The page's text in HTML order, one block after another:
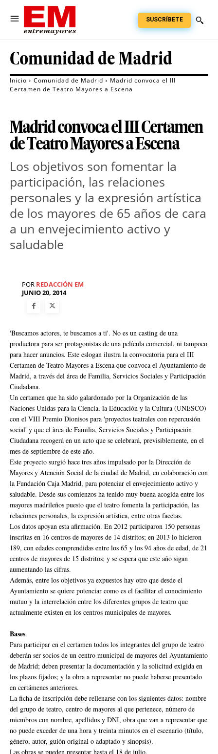
SUSCRÍBETE
Comunidad de Madrid
Inicio Comunidad de Madrid
Madrid convoca el III
Certamen de Teatro Mayores a Escena
Madrid convoca el III Certamen
de Teatro Mayores a Escena
Los objetivos son fomentar la
participación, las relaciones
personales y la expresión artística
de los mayores de 65 años de cara
a un envejecimiento activo y
saludable
POR REDACCIÓN EM
JUNIO 20, 2014
'Buscamos actores, te buscamos a ti'. No es un casting de una
productora para ser protagonistas de una película comercial, ni tampoco
para hacer anuncios. Este eslogan ilustra la convocatoria para el III
Certamen de Teatro Mayores a Escena que convoca el Ayuntamiento de
Madrid, a través del área de Familia, Servicios Sociales y Participación
Ciudadana.
Un certamen que ha sido galardonado por la Organización de las
Naciones Unidas para la Ciencia, la Educación y la Cultura (UNESCO)
con el VIII Premio Dionisos para 'proyectos teatrales con repercusión
social' y que el àrea de Familia, Servicios Sociales y Participación
Ciudadana recogerá en un acto que se celebrará, previsiblemente, en el
mes de septiembre de este año.
Este proyecto surgió hace tres años impulsado por la Dirección de
Mayores y Atención Social de la ciudad de Madrid, en colaboración con
la Fundación Caja Madrid, para potenciar el envejecimiento activo y
saludable. Desde sus comienzos ha tenido muy buena acogida entre los
mayores madrileños puesto que el teatro fomenta la participación, las
relaciones personales, la expresión artística, entre otras facetas.
Los datos apoyan esta afirmación. En 2012 participaron 150 personas
inscritas en 16 centros de mayores de 14 distritos; en 2013 lo hicieron
189, con edades comprendidas entre los 65 y los 94 años de edad, de 21
centros de mayores de 15 distritos; y se espera que este año sigan
aumentando las cifras.
Además, entre los objetivos ya expuestos hay otro que desde el
Ayuntamiento se quiere potenciar como es el facilitar el conocimiento
mutuo y la interrelación entre los diferentes grupos de teatro que
actualmente existen en los centros municipales de mayores.
Bases
Para participar en el certamen todos los integrantes del grupo de teatro
deberán ser socios de un centro municipal de mayores del Ayuntamiento
de Madrid; deben presentar la documentación y la solicitud exigida en
los plazos fijados; y la obra a representar no puede haberse presentado
en certámenes anteriores.
La ficha de inscripción debe rellenarse con los siguientes datos: nombre
del grupo de teatro, centro de mayores al que pertenece, número de
miembros con nombre, apellidos y DNI, obra que van a representar que
no puede exceder de una hora y treinta minutos en el escenario (título,
género, autor, guión original o adaptado y sinopsis).
Las obras se pueden presentar hasta el 18 de julio.